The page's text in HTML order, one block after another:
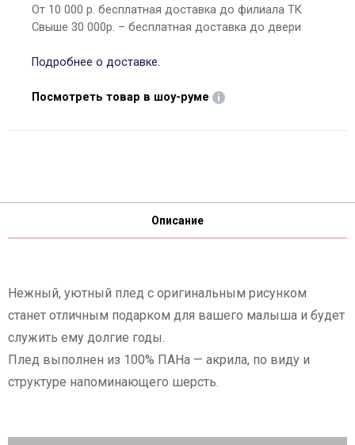
От 10 000 р. бесплатная доставка до филиала ТК
Свыше 30 000р. – бесплатная доставка до двери
Подробнее о доставке.
Посмотреть товар в шоу-руме
Описание
Нежный, уютный плед с оригинальным рисунком
станет отличным подарком для вашего малыша и будет
служить ему долгие годы.
Плед выполнен из 100% ПАНа — акрила, по виду и
структуре напоминающего шерсть.